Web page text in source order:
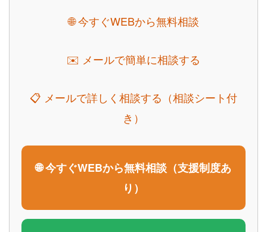
🌐 今すぐWEBから無料相談
✉️ メールで簡単に相談する
📋 メールで詳しく相談する（相談シート付
き）
🌐 今すぐWEBから無料相談（支援制度あ
り）